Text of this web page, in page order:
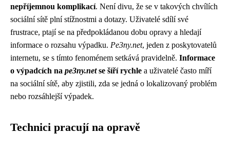
nepříjemnou komplikací. Není divu, že se v takových chvílích
sociální sítě plní stížnostmi a dotazy. Uživatelé sdílí své
frustrace, ptají se na předpokládanou dobu opravy a hledají
informace o rozsahu výpadku. Pe3ny.net, jeden z poskytovatelů
internetu, se s tímto fenoménem setkává pravidelně. Informace
o výpadcích na pe3ny.netse šíří rychle a uživatelé často míří
na sociální sítě, aby zjistili, zda se jedná o lokalizovaný problém
nebo rozsáhlejší výpadek.
Technici pracují na opravě